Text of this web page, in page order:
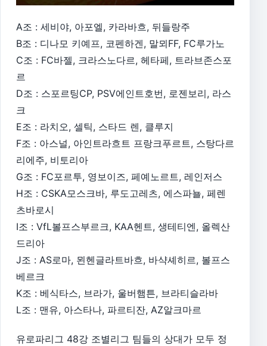
A조 : 세비야, 아포엘, 카라바흐, 뒤들랑주
B조 : 디나모 키예프, 코펜하겐, 말뫼FF, FC루가노
C조 : FC바젤, 크라스노다르, 헤타페, 트라브존스포
르
D조 : 스포르팅CP, PSV에인트호번, 로젠보리, 라스
크
E조 : 라치오, 셀틱, 스타드 렌, 클루지
F조 : 아스널, 아인트라흐트 프랑크푸르트, 스탕다르
리에주, 비토리아
G조 : FC포르투, 영보이즈, 페예노르트, 레인저스
H조 : CSKA모스크바, 루도고레츠, 에스파뇰, 페렌
츠바로시
I조 : VfL볼프스부르크, KAA헨트, 생테티엔, 올렉산
드리아
J조 : AS로마, 묀헨글라트바흐, 바샥셰히르, 볼프스
베르크
K조 : 베식타스, 브라가, 울버햄튼, 브라티슬라바
L조 : 맨유, 아스타나, 파르티잔, AZ알크마르
유로파리그 48강 조별리그 팀들의 상대가 모두 정